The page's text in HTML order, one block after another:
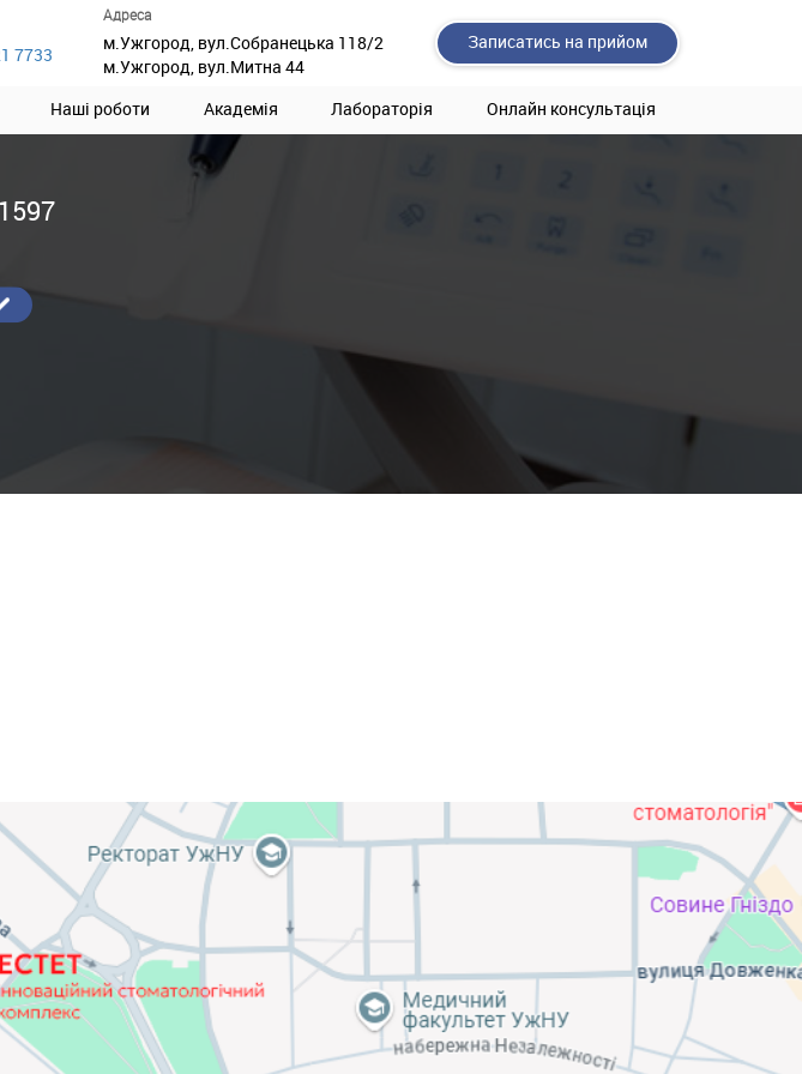
7733
Адреса
м.Ужгород, вул.Собранецька 118/2
м.Ужгород, вул.Митна 44
Записатись на прийом
Наші роботи Академія Лабораторія Онлайн консультація